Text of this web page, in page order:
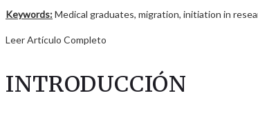
Keywords:Medical graduates, migration, initiation in
Leer Artículo Completo
INTRODUCCIÓN